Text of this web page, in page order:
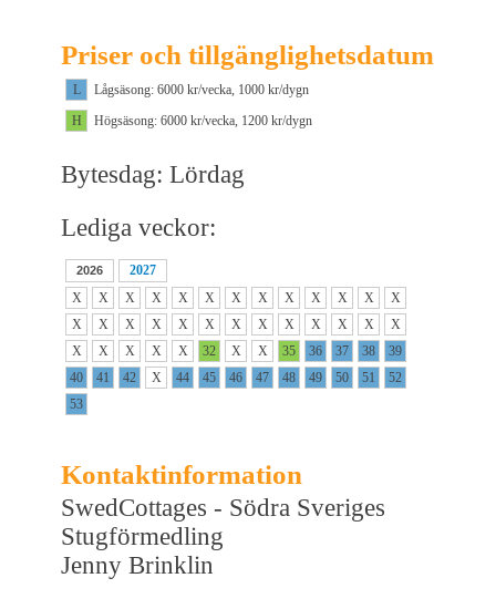
Priser och tillgänglighetsdatum
L
Lågsäsong: 6000 kr/vecka, 1000 kr/dygn
H
Högsäsong: 6000 kr/vecka, 1200 kr/dygn
Bytesdag: Lördag
Lediga veckor:
2026
2027
X
X X X X X X X X X X X
X
X
X X X X X X X X X X X
X
X
X X X X 32 X X 35 36 37 38
39
40
41 42 X 44 45 46 47 48 49 50 51
52
53
Kontaktinformation
SwedCottages - Södra Sveriges
Stugförmedling
Jenny Brinklin